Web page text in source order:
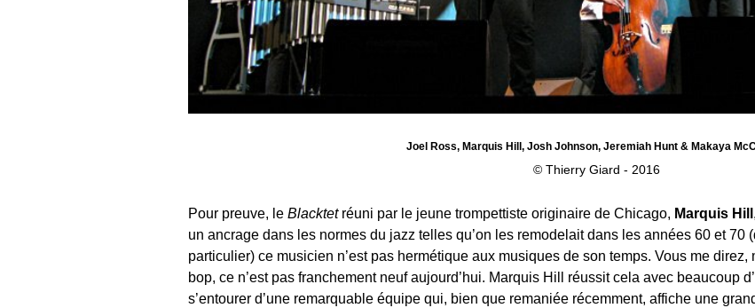
Joel Ross, Marquis Hill, Josh Johnson, Jeremiah Hunt & Makaya
© Thierry Giard - 2016
Pour preuve, le Blacktetréuni par le jeune trompettiste originaire de Chicago, Marquis Hill
un ancrage dans les normes du jazz telles qu’on les remodelait dans les années 60 et 70
particulier) ce musicien n’est pas hermétique aux musiques de son temps. Vous me
bop, ce n’est pas franchement neuf aujourd’hui. Marquis Hill réussit cela avec beaucoup
s’entourer d’une remarquable équipe qui, bien que remaniée récemment, affiche une